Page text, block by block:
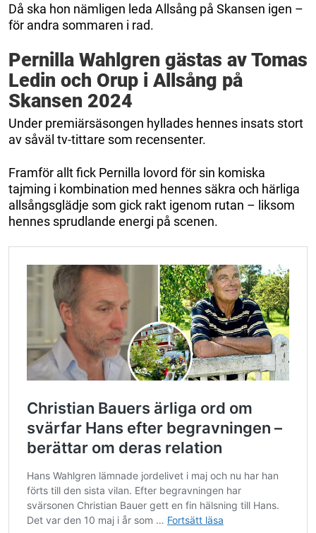
Då ska hon nämligen leda Allsång på Skansen igen –
för andra sommaren i rad.
Pernilla Wahlgren gästas av Tomas
Ledin och Orup i Allsång på
Skansen 2024
Under premiärsäsongen hyllades hennes insats stort
av såväl tv-tittare som recensenter.
Framför allt fick Pernilla lovord för sin komiska
tajming i kombination med hennes säkra och härliga
allsångsglädje som gick rakt igenom rutan – liksom
hennes sprudlande energi på scenen.